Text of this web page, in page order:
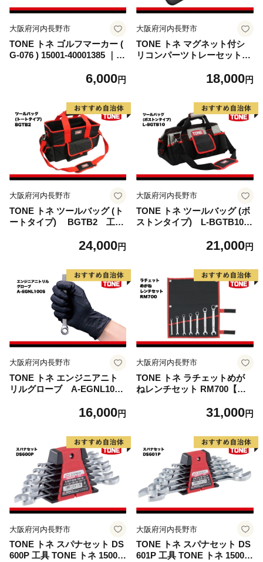
大阪府河内長野市
TONE トネ ゴルフマーカー (
G-076 ) 15001-40001385 ｜
6,000円
大阪府河内長野市
TONE トネ マグネット付シ
リコンパーツトレーセット
001305｜工具 整備士 自動車
18,000円
大阪府河内長野市
TONE トネ ツールバッグ (ト
ートタイプ) BGTB2 工
整備士 自動車 バイク DIY メ
24,000円
大阪府河内長野市
TONE トネ ツールバッグ (ボ
ストンタイプ) L-BGTB10
整備士 自動車 バイク DIY メ
21,000円
大阪府河内長野市
TONE トネ エンジニアニト
リルグローブ A-EGNL100S
士 自動車 バイク DIY メンテ
16,000円
大阪府河内長野市
TONE トネ ラチェットめが
ねレンチセット RM700【受
定】 15001-30025280 ｜ 工具
31,000円
大阪府河内長野市
TONE トネ スパナセット DS
600P 工具 TONE トネ 15001-
大阪府河内長野市
TONE トネ スパナセット DS
601P 工具 TONE トネ 15001-